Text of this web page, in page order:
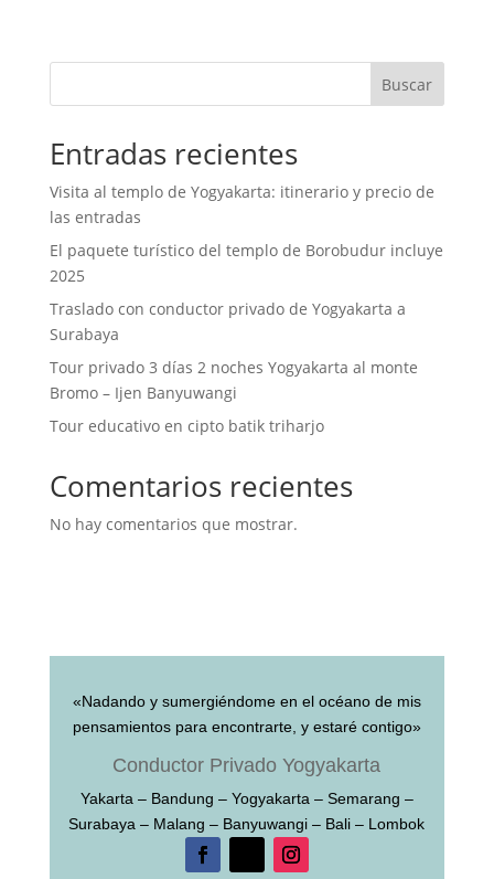
Buscar
Entradas recientes
Visita al templo de Yogyakarta: itinerario y precio de
las entradas
El paquete turístico del templo de Borobudur incluye
2025
Traslado con conductor privado de Yogyakarta a
Surabaya
Tour privado 3 días 2 noches Yogyakarta al monte
Bromo – Ijen Banyuwangi
Tour educativo en cipto batik triharjo
Comentarios recientes
No hay comentarios que mostrar.
«Nadando y sumergiéndome en el océano de mis
pensamientos para encontrarte, y estaré contigo»
Conductor Privado Yogyakarta
Yakarta – Bandung – Yogyakarta – Semarang –
Surabaya – Malang – Banyuwangi – Bali – Lombok